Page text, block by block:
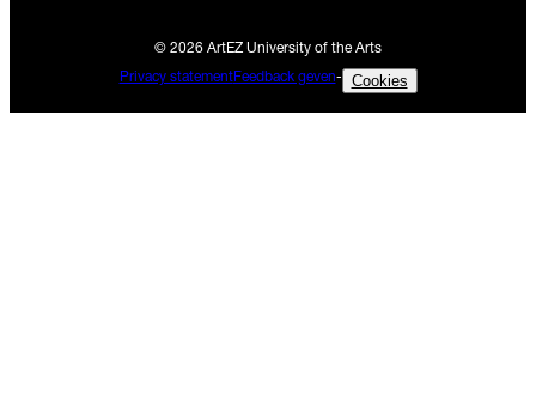
© 2026 ArtEZ University of the Arts
Privacy statementFeedback geven- Cookies